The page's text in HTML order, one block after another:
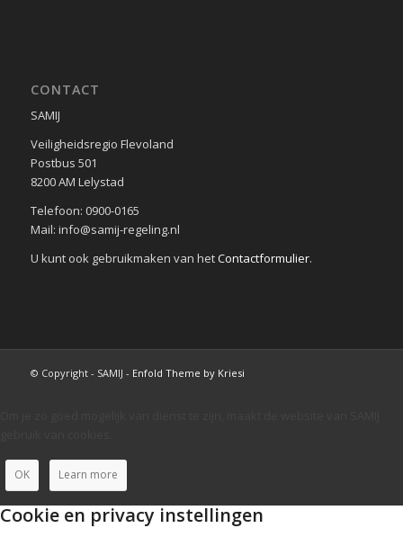
CONTACT
SAMIJ
Veiligheidsregio Flevoland
Postbus 501
8200 AM Lelystad
Telefoon: 0900-0165
Mail: info@samij-regeling.nl
U kunt ook gebruikmaken van hetContactformulier.
© Copyright - SAMIJ - Enfold Theme by Kriesi
OK Learn more
Cookie en privacy instellingen